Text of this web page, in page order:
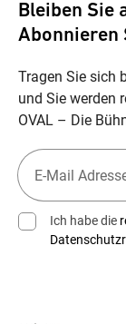
Bleiben Sie
Abonnieren
Tragen Sie sich
und Sie werden
OVAL – Die
Ich habe die